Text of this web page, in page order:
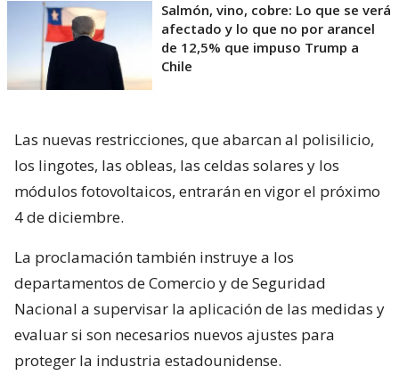
Salmón, vino, cobre: Lo que se verá
afectado y lo que no por arancel
de 12,5% que impuso Trump a
Chile
Las nuevas restricciones, que abarcan al polisilicio,
los lingotes, las obleas, las celdas solares y los
módulos fotovoltaicos, entrarán en vigor el próximo
4 de diciembre.
La proclamación también instruye a los
departamentos de Comercio y de Seguridad
Nacional a supervisar la aplicación de las medidas y
evaluar si son necesarios nuevos ajustes para
proteger la industria estadounidense.